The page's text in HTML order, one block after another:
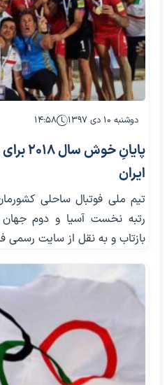
دوشنبه ۱۰ دی ۱۳۹۷ ۱۴:۵۸
پایانِ
ایران
رتبه نخست آسیا و دوم جهان
بازتاب و به نقل از سایت رسمی